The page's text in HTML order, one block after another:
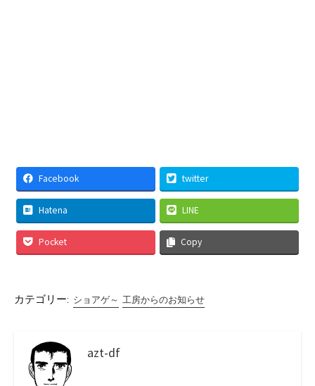
Facebook twitter
Hatena LINE
Pocket Copy
カテゴリー: ショアゲ～ 工房からのお知らせ
azt-df